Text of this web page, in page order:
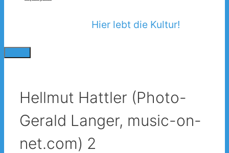
Hier lebt die Kultur!
Hellmut Hattler (Photo-
Gerald Langer, music-on-
net.com) 2